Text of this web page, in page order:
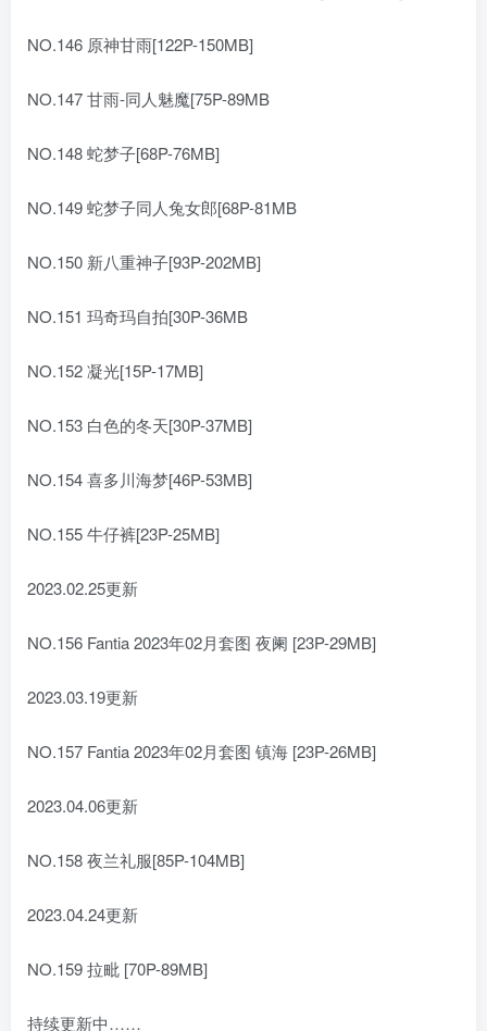
NO.146 原神甘雨[122P-150MB]
NO.147 甘雨-同人魅魔[75P-89MB
NO.148 蛇梦子[68P-76MB]
NO.149 蛇梦子同人兔女郎[68P-81MB
NO.150 新八重神子[93P-202MB]
NO.151 玛奇玛自拍[30P-36MB
NO.152 凝光[15P-17MB]
NO.153 白色的冬天[30P-37MB]
NO.154 喜多川海梦[46P-53MB]
NO.155 牛仔裤[23P-25MB]
2023.02.25更新
NO.156 Fantia 2023年02月套图 夜阑 [23P-29MB]
2023.03.19更新
NO.157 Fantia 2023年02月套图 镇海 [23P-26MB]
2023.04.06更新
NO.158 夜兰礼服[85P-104MB]
2023.04.24更新
NO.159 拉毗 [70P-89MB]
持续更新中……